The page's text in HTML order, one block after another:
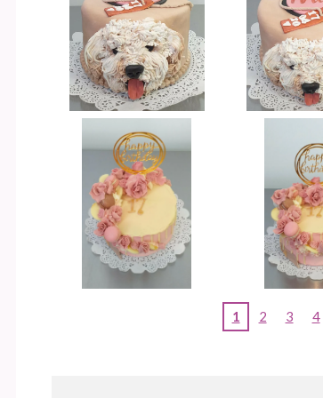
1 2 3 4